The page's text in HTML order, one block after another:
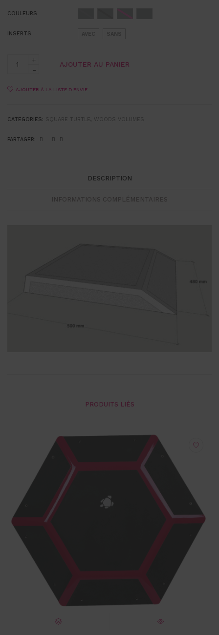
COULEURS
INSERTS
AJOUTER AU PANIER
AJOUTER À LA LISTE D'ENVIE
CATEGORIES: SQUARE TURTLE , WOODS VOLUMES
PARTAGER:
DESCRIPTION
INFORMATIONS COMPLÉMENTAIRES
PRODUITS LIÉS